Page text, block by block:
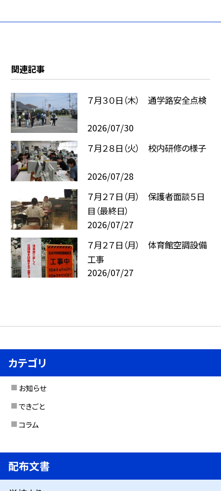
関連記事
７月３０日（木） 通学路安全点検
2026/07/30
７月２８日（火） 校内研修の様子
2026/07/28
７月２７日（月） 保護者面談５日
目（最終日）
2026/07/27
７月２７日（月） 体育館空調設備
工事
2026/07/27
カテゴリ
お知らせ
できごと
コラム
配布文書